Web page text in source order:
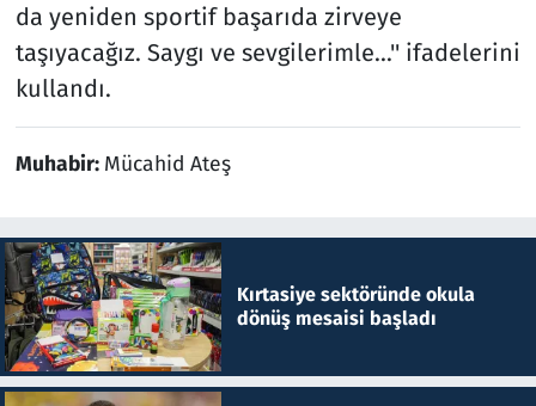
da yeniden sportif başarıda zirveye
taşıyacağız. Saygı ve sevgilerimle...'' ifadelerini
kullandı.
Muhabir: Mücahid Ateş
Kırtasiye sektöründe okula
dönüş mesaisi başladı